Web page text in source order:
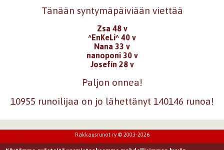
Tänään syntymäpäiviään viettää
Zsa 48 v
^EnKeLi^ 40 v
Nana 33 v
nanoponi 30 v
Josefín 28 v
Paljon onnea!
10955 runoilijaa on jo lähettänyt 140146 runoa!
Rakkausrunot ry © 2003-2026